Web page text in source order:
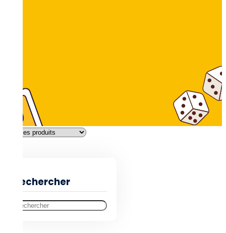
Rechercher